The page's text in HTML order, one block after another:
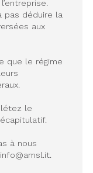
pas déduire la
aux
que le régime
le
à nous
info@amsl.it.